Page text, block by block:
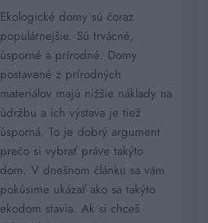
Ekologické domy sú čoraz
populárnejšie. Sú trvácné,
úsporné a prírodné. Domy
postavené z prírodných
materiálov majú nižšie náklady na
údržbu a ich výstava je tiež
úsporná. To je dobrý argument
prečo si vybrať práve takýto
dom. V dnešnom článku sa vám
pokúsime ukázať ako sa takýto
ekodom stavia. Ak si chceš